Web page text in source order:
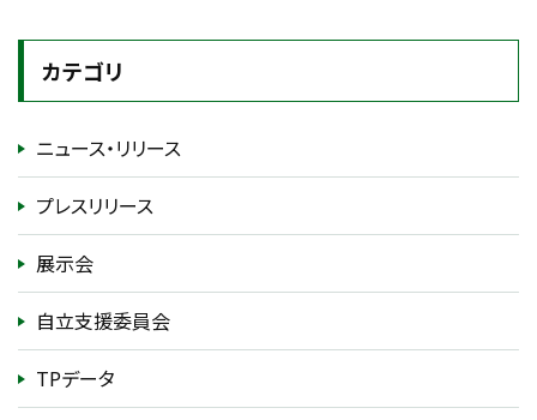
カテゴリ
ニュース・リリース
プレスリリース
展示会
自立支援委員会
TPデータ